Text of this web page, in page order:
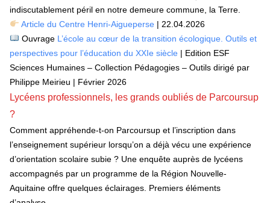
indiscutablement péril en notre demeure commune, la Terre.
Article du Centre Henri-Aigueperse| 22.04.2026
Ouvrage L’école au cœur de la transition écologique. Outils et
perspectives pour l’éducation du XXIe siècle | Edition ESF
Sciences Humaines – Collection Pédagogies – Outils dirigé par
Philippe Meirieu | Février 2026
Lycéens professionnels, les grands oubliés de Parcoursup
?
Comment appréhende-t-on Parcoursup et l’inscription dans
l’enseignement supérieur lorsqu’on a déjà vécu une expérience
d’orientation scolaire subie ? Une enquête auprès de lycéens
accompagnés par un programme de la Région Nouvelle-
Aquitaine offre quelques éclairages. Premiers éléments